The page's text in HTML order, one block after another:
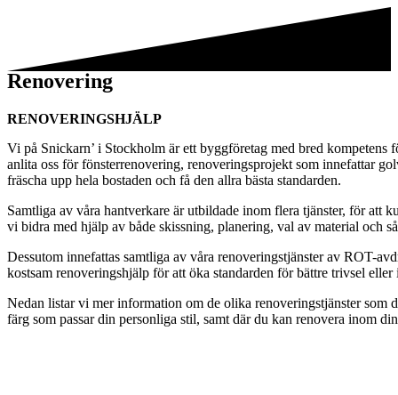
Renovering
RENOVERINGSHJÄLP
Vi på Snickarn’ i Stockholm är ett byggföretag med bred
anlita oss för fönsterrenovering, renoveringsprojekt som innefattar
fräscha upp hela bostaden och få den allra bästa standarden.
Samtliga av våra hantverkare är utbildade inom flera tjänster, för att
vi bidra med hjälp av både skissning, planering, val av material och
Dessutom innefattas samtliga av våra renoveringstjänster av ROT-
kostsam renoveringshjälp för att öka standarden för bättre trivsel
Nedan listar vi mer information om de olika renoveringstjänster som
färg som passar din personliga stil, samt där du kan renovera inom